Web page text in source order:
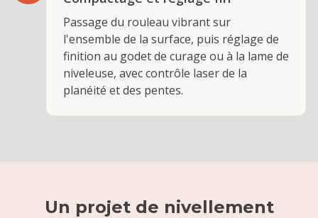
Passage du rouleau vibrant sur
l'ensemble de la surface, puis réglage de
finition au godet de curage ou à la lame de
niveleuse, avec contrôle laser de la
planéité et des pentes.
Un projet de nivellement